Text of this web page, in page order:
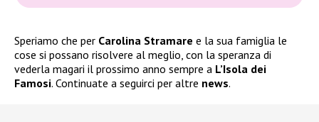
Speriamo che per Carolina Stramare e la sua famiglia le
cose si possano risolvere al meglio, con la speranza di
vederla magari il prossimo anno sempre a L’Isola dei
Famosi. Continuate a seguirci per altre news.